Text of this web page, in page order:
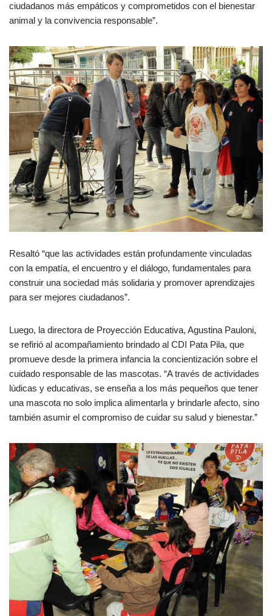
ciudadanos más empáticos y comprometidos con el bienestar
animal y la convivencia responsable”.
Resaltó “que las actividades están profundamente vinculadas
con la empatía, el encuentro y el diálogo, fundamentales para
construir una sociedad más solidaria y promover aprendizajes
para ser mejores ciudadanos”.
Luego, la directora de Proyección Educativa, Agustina Pauloni,
se refirió al acompañamiento brindado al CDI Pata Pila, que
promueve desde la primera infancia la concientización sobre el
cuidado responsable de las mascotas. “A través de actividades
lúdicas y educativas, se enseña a los más pequeños que tener
una mascota no solo implica alimentarla y brindarle afecto, sino
también asumir el compromiso de cuidar su salud y bienestar.”